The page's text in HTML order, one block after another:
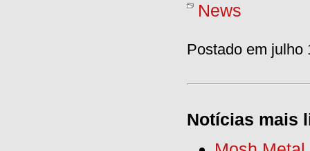
News
Postado em julho
Notícias mais